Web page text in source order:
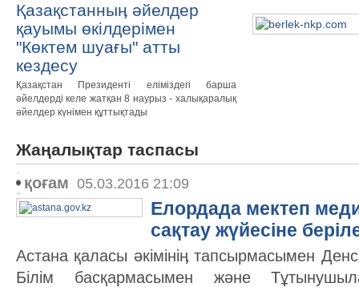
Қазақстанныӊ әйелдер
қауымы өкілдерімен
"Көктем шуағы" атты
кездесу
Қазақстан Президенті еліміздегі барша
әйелдерді келе жатқан 8 наурыз - халықаралық
әйелдер күнімен құттықтады
Жаңалықтар таспасы
қоғам 05.03.2016 21:09
Елордада мектеп
сақтау жүйесіне
Астана қаласы әкімініӊ тапсырмасымен
Білім басқармасымен және